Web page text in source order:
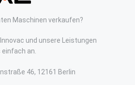
Maschinen verkaufen?
und unsere Leistungen
einfach an.
46, 12161 Berlin